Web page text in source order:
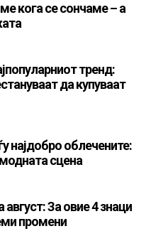
кога се сончаме – а
тренд:
да купуваат
најдобро облечените:
сцена
За овие 4 знаци
промени